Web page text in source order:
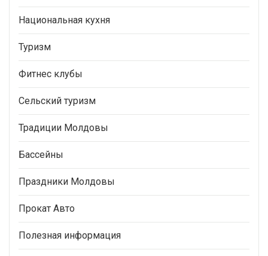
Национальная кухня
Туризм
Фитнес клубы
Сельский туризм
Традиции Молдовы
Бассейны
Праздники Молдовы
Прокат Авто
Полезная информация